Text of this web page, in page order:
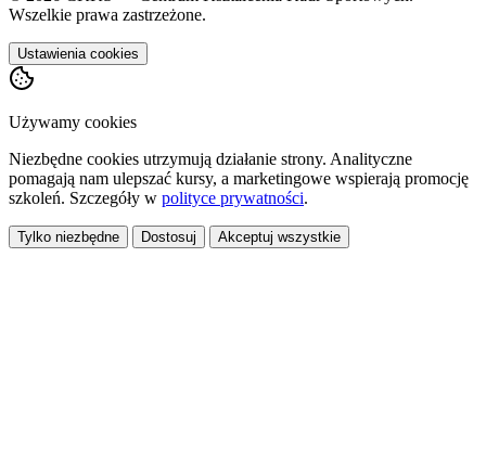
Wszelkie prawa zastrzeżone.
Ustawienia cookies
Używamy cookies
Niezbędne cookies utrzymują działanie strony. Analityczne
pomagają nam ulepszać kursy, a marketingowe wspierają promocję
szkoleń. Szczegóły w polityce prywatności.
Tylko niezbędne Dostosuj Akceptuj wszystkie